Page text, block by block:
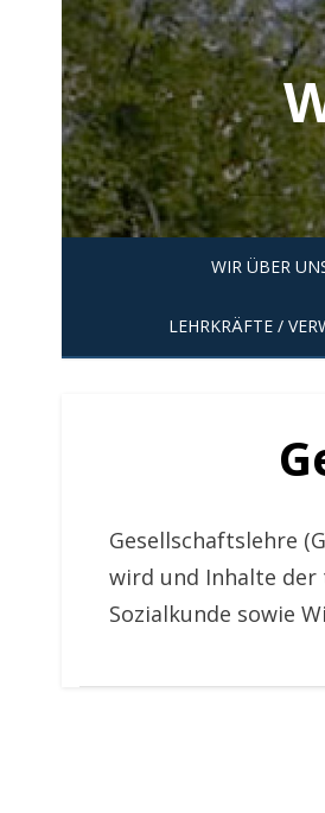
Skip
to
content
WIR ÜBER
LEHRKRÄFTE /
Gesellschaftslehre
wird und Inhalte der
Sozialkunde sowie